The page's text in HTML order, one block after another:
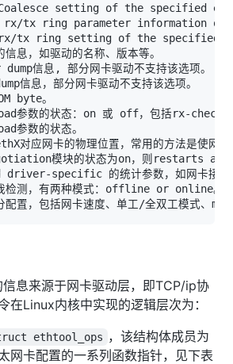
息来源于网卡驱动层，即TCP/ip协
在Linux内核中实现的逻辑层次为：
ethtool_ops ，该结构体成员为
网卡配置的一系列函数指针，见下表